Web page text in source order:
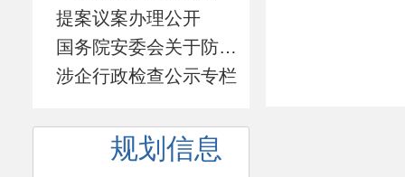
提案议案办理公开
国务院安委会关于防范遏制矿山领域重特大生产安全事故的硬措施专栏
涉企行政检查公示专栏
规划信息